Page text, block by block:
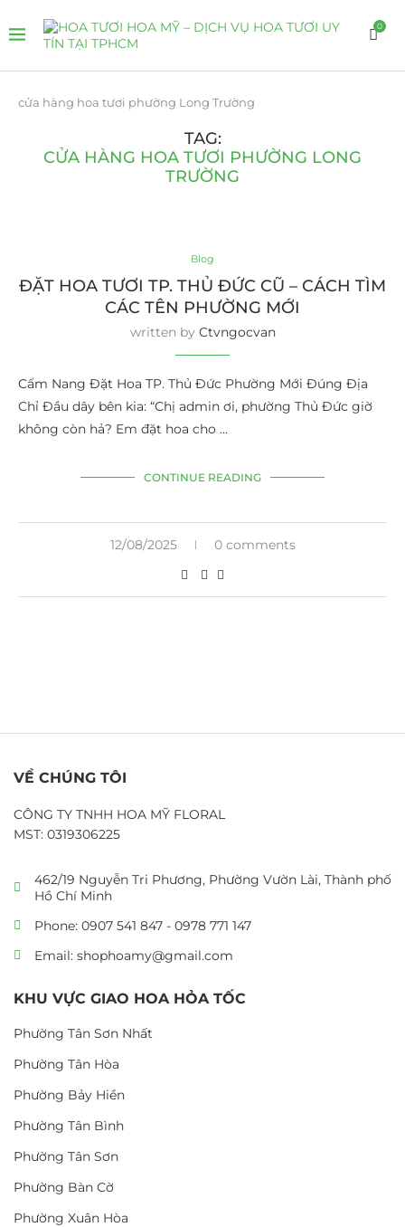
0
cửa hàng hoa tươi phường Long Trường
TAG:
CỬA HÀNG HOA TƯƠI PHƯỜNG LONG
TRƯỜNG
Blog
ĐẶT HOA TƯƠI TP. THỦ ĐỨC CŨ – CÁCH TÌM
CÁC TÊN PHƯỜNG MỚI
written by Ctvngocvan
Cẩm Nang Đặt Hoa TP. Thủ Đức Phường Mới Đúng Địa
Chỉ Đầu dây bên kia: “Chị admin ơi, phường Thủ Đức giờ
không còn hả? Em đặt hoa cho …
CONTINUE READING
12/08/2025 0 comments
VỀ CHÚNG TÔI
CÔNG TY TNHH HOA MỸ FLORAL
MST: 0319306225
462/19 Nguyễn Tri Phương, Phường Vườn Lài, Thành phố
Hồ Chí Minh
Phone: 0907 541 847 - 0978 771 147
Email: shophoamy@gmail.com
KHU VỰC GIAO HOA HỎA TỐC
Phường Tân Sơn Nhất
Phường Tân Hòa
Phường Bảy Hiền
Phường Tân Bình
Phường Tân Sơn
Phường Bàn Cờ
Phường Xuân Hòa